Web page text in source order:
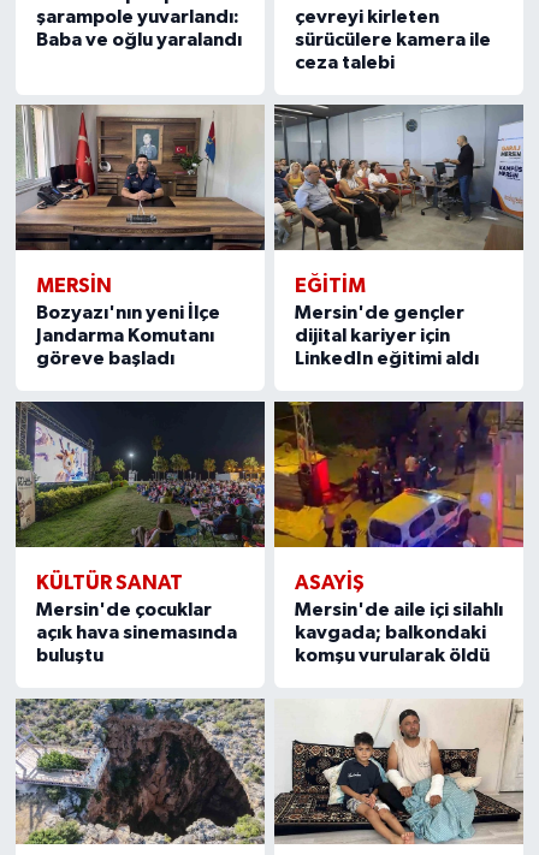
şarampole yuvarlandı:
Baba ve oğlu yaralandı
çevreyi kirleten
sürücülere kamera ile
ceza talebi
MERSIN
Bozyazı'nın yeni İlçe
Jandarma Komutanı
göreve başladı
EĞİTİM
Mersin'de gençler
dijital kariyer için
LinkedIn eğitimi aldı
KÜLTÜR SANAT
Mersin'de çocuklar
açık hava sinemasında
buluştu
ASAYİŞ
Mersin'de aile içi silahlı
kavgada; balkondaki
komşu vurularak öldü